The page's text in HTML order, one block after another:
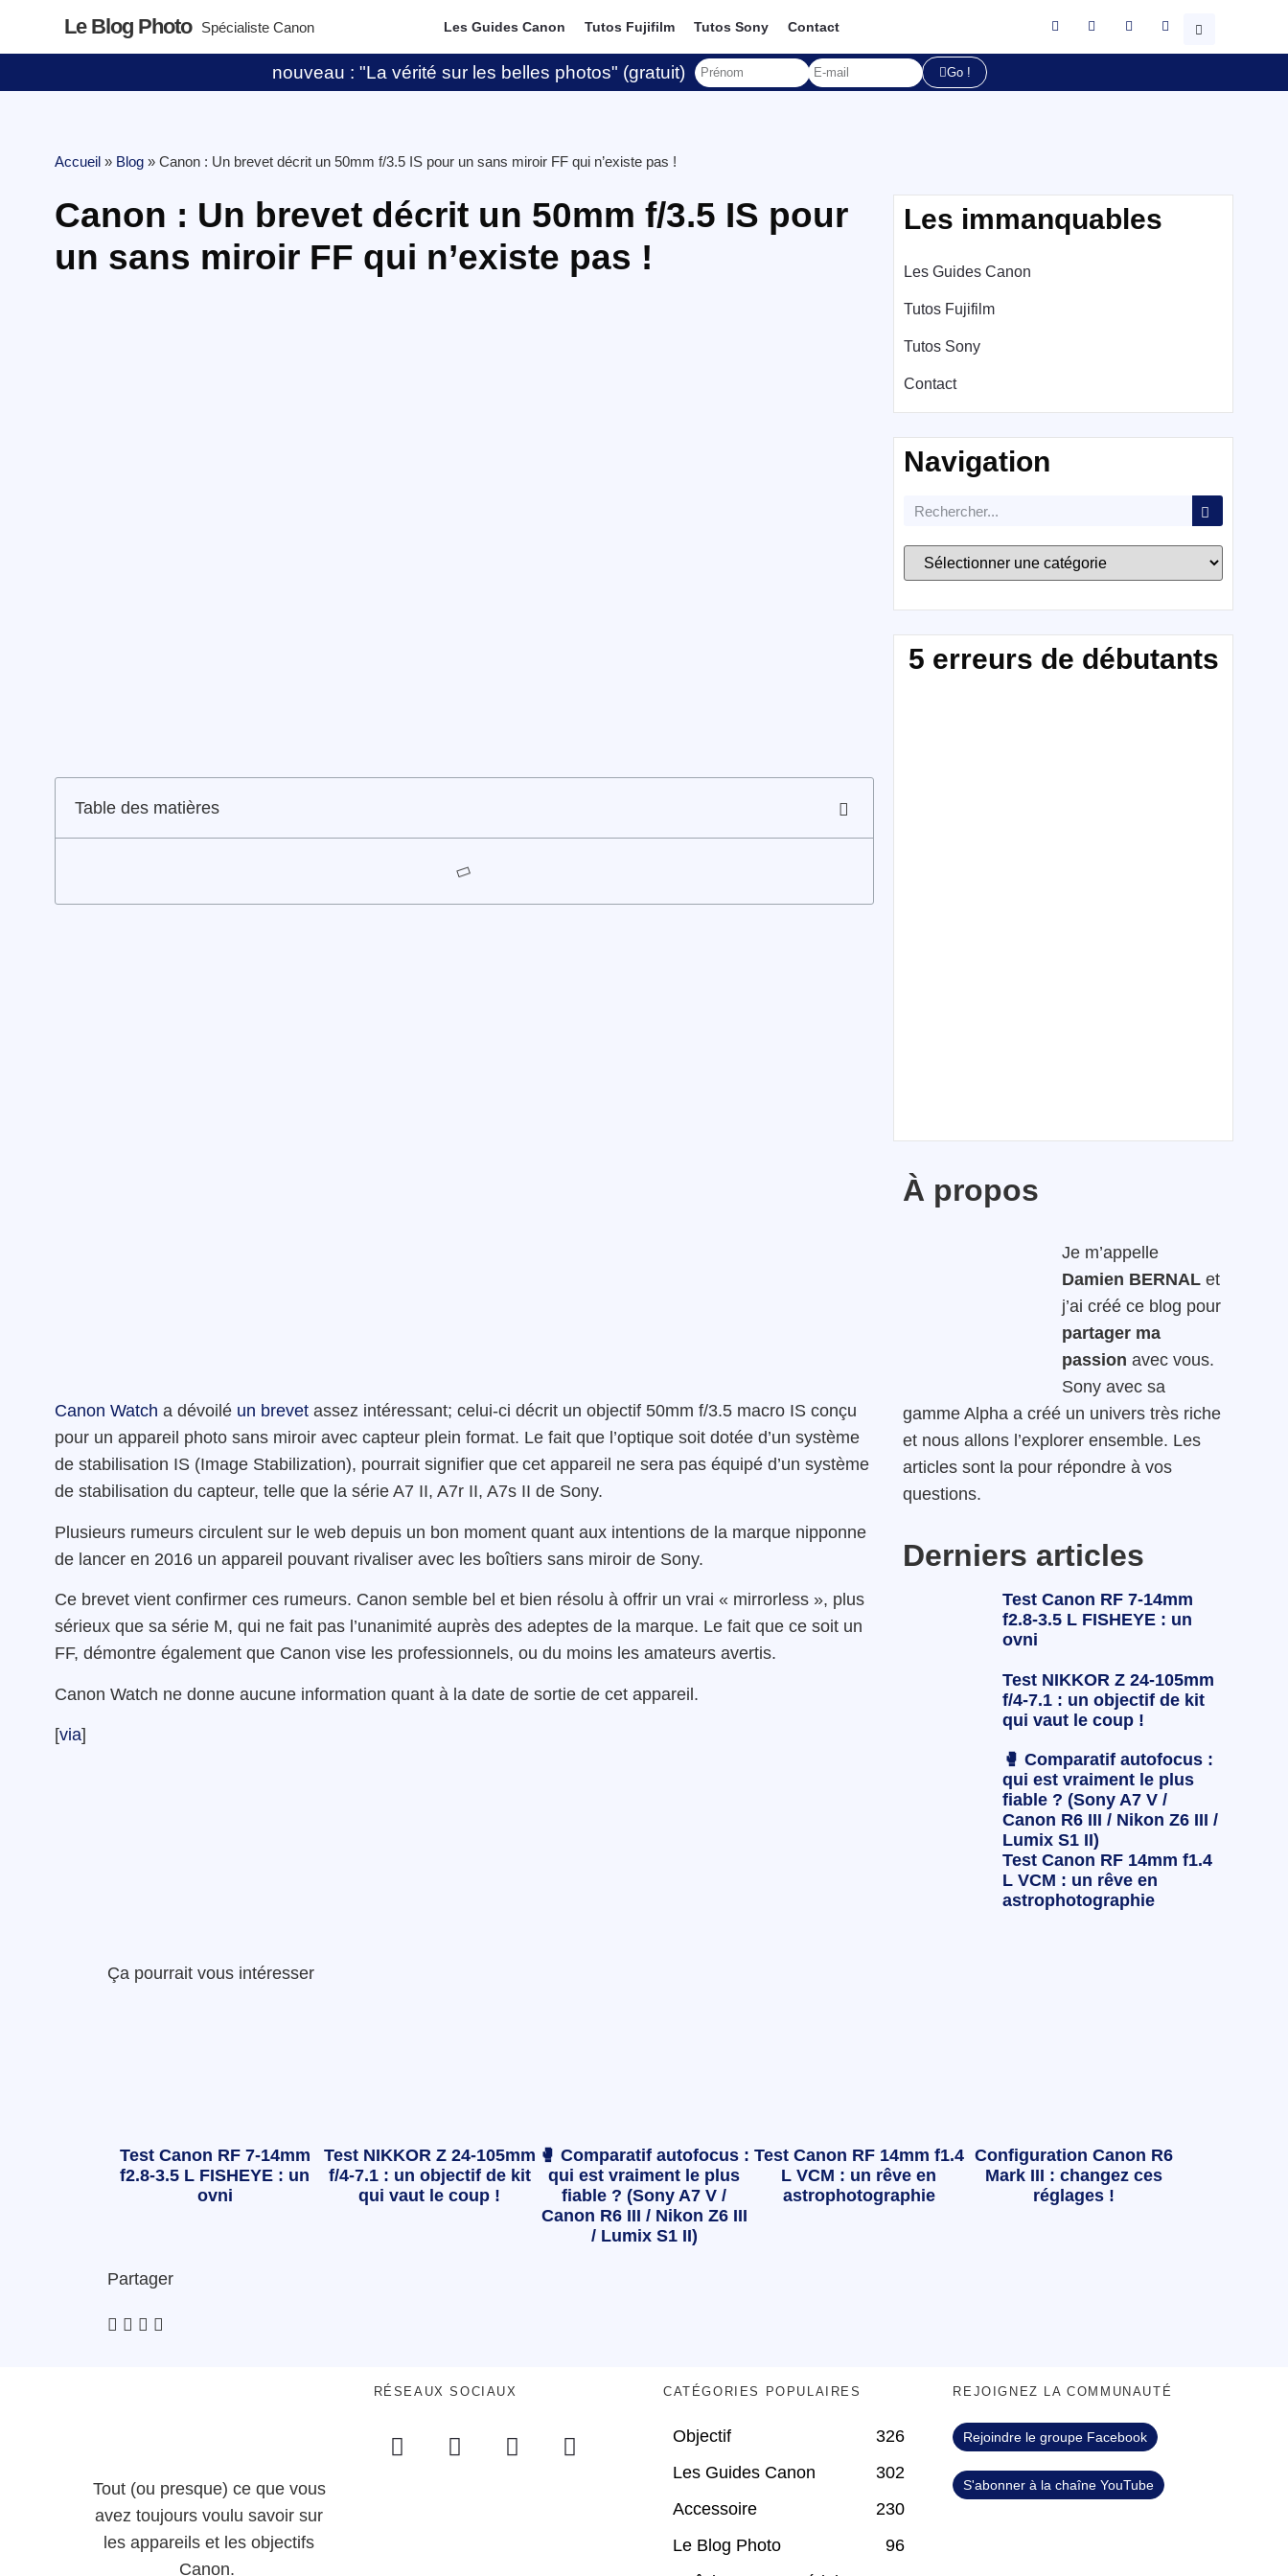
Le Blog Photo Spécialiste Canon Les Guides Canon Tutos Fujifilm Tutos Sony Contact
nouveau : "La vérité sur les belles photos" (gratuit) Go !
Accueil » Blog » Canon : Un brevet décrit un 50mm f/3.5 IS pour un sans miroir FF qui n’existe pas !
Canon : Un brevet décrit un 50mm f/3.5 IS pour
un sans miroir FF qui n’existe pas !
Table des matières
Canon Watch a dévoilé un brevet assez intéressant; celui-ci décrit un objectif 50mm f/3.5 macro IS conçu
pour un appareil photo sans miroir avec capteur plein format. Le fait que l’optique soit dotée d’un système
de stabilisation IS (Image Stabilization), pourrait signifier que cet appareil ne sera pas équipé d’un système
de stabilisation du capteur, telle que la série A7 II, A7r II, A7s II de Sony.
Plusieurs rumeurs circulent sur le web depuis un bon moment quant aux intentions de la marque nipponne
de lancer en 2016 un appareil pouvant rivaliser avec les boîtiers sans miroir de Sony.
Ce brevet vient confirmer ces rumeurs. Canon semble bel et bien résolu à offrir un vrai « mirrorless », plus
sérieux que sa série M, qui ne fait pas l’unanimité auprès des adeptes de la marque. Le fait que ce soit un
FF, démontre également que Canon vise les professionnels, ou du moins les amateurs avertis.
Canon Watch ne donne aucune information quant à la date de sortie de cet appareil.
[via]
Les immanquables
Les Guides Canon
Tutos Fujifilm
Tutos Sony
Contact
Navigation
5 erreurs de débutants
À propos
Je m’appelle
Damien BERNAL et
j’ai créé ce blog pour
partager ma
passion avec vous.
Sony avec sa
gamme Alpha a créé un univers très riche
et nous allons l’explorer ensemble. Les
articles sont la pour répondre à vos
questions.
Derniers articles
Test Canon RF 7-14mm
f2.8-3.5 L FISHEYE : un
ovni
Test NIKKOR Z 24-105mm
f/4-7.1 : un objectif de kit
qui vaut le coup !
🥊 Comparatif autofocus :
qui est vraiment le plus
fiable ? (Sony A7 V /
Canon R6 III / Nikon Z6 III /
Lumix S1 II)
Test Canon RF 14mm f1.4
L VCM : un rêve en
astrophotographie
Ça pourrait vous intéresser
Test Canon RF 7-14mm
f2.8-3.5 L FISHEYE : un
ovni
Test NIKKOR Z 24-105mm
f/4-7.1 : un objectif de kit
qui vaut le coup !
🥊 Comparatif autofocus :
qui est vraiment le plus
fiable ? (Sony A7 V /
Canon R6 III / Nikon Z6 III
/ Lumix S1 II)
Test Canon RF 14mm f1.4
L VCM : un rêve en
astrophotographie
Configuration Canon R6
Mark III : changez ces
réglages !
Partager
Tout (ou presque) ce que vous
avez toujours voulu savoir sur
les appareils et les objectifs
Canon.
RÉSEAUX SOCIAUX CATÉGORIES POPULAIRES
Objectif
326
Les Guides Canon
302
Accessoire
230
Le Blog Photo
96
REJOIGNEZ LA COMMUNAUTÉ
Rejoindre le groupe Facebook
S'abonner à la chaîne YouTube